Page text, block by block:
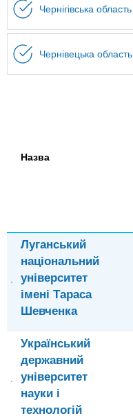
Чернігівська область
Чернівецька область
Назва
Луганський
національний
університет
імені Тараса
Шевченка
Український
державний
університет
науки і
технологій